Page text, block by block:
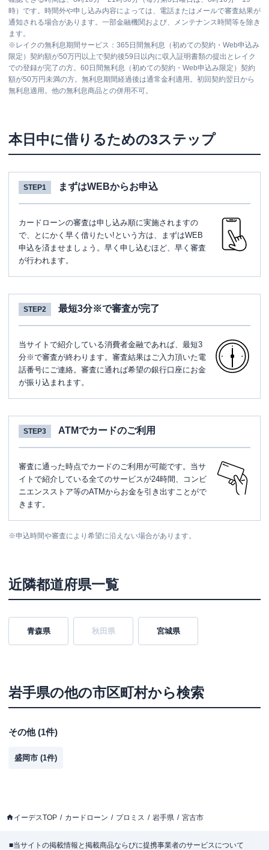
時）です。時間外や申し込み内容によっては、電話またはメールで審査結果が
通知される場合があります。一部金融機関および、メンテナンス時間等を除き
ます。
※ レイクの無利息期間サービス：365日間無利息（初めての契約・Web申込み
限定）契約額が50万円以上で契約後59日以内に収入証明書類の提出とレイク
での登録が完了の方。60日間無利息（初めての契約・Web申込み限定）契約
額が50万円未満の方。無利息期間経過後は通常金利適用。初回契約翌日から
無利息適用。他の無利息商品との併用不可。
本日中に借りるための3ステップ
STEP1 まずはWEBからお申込
カードローンの審査は申し込み順に実施されますの
で、とにかく早く借りたい!という方は、まずはWEB
申込を済ませましょう。早く申し込むほど、早く審査
が行われます。
STEP2 最短3分※で審査が完了
当サイトで紹介している消費者金融であれば、最短3
分※で審査が終わります。審査結果はご入力頂いた電
話番号にご連絡。審査に通れば希望の銀行口座にお金
が振り込まれます。
STEP3 ATMでカードのご利用
審査に通った時点でカードのご利用が可能です。当サ
イトで紹介している全てのサービスが24時間、コンビ
ニエンスストア等のATMからお金を引き出すことがで
きます。
※申込時間や審査により希望に沿えない場合があります。
近隣都道府県一覧
青森県 秋田県 宮城県
岩手県の他の市区町村から検索
その他(1件)
盛岡市 (1件)
イーデスTOP カードローン プロミス 岩手県 宮古市
■当サイトの掲載情報と掲載商品ならびに提携事業者のサービスについて